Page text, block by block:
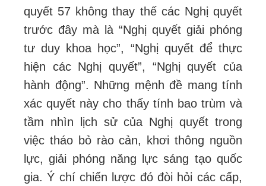
quyết 57 không thay thế các Nghị quyết
trước đây mà là “Nghị quyết giải phóng
tư duy khoa học”, “Nghị quyết để thực
hiện các Nghị quyết”, “Nghị quyết của
hành động”. Những mệnh đề mang tính
xác quyết này cho thấy tính bao trùm và
tầm nhìn lịch sử của Nghị quyết trong
việc tháo bỏ rào cản, khơi thông nguồn
lực, giải phóng năng lực sáng tạo quốc
gia. Ý chí chiến lược đó đòi hỏi các cấp,